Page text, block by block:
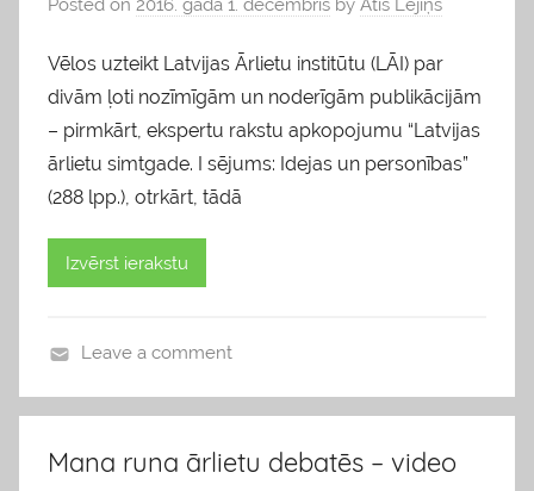
Posted on 2016. gada 1. decembris by Atis Lejiņš
Vēlos uzteikt Latvijas Ārlietu institūtu (LĀI) par
divām ļoti nozīmīgām un noderīgām publikācijām
– pirmkārt, ekspertu rakstu apkopojumu “Latvijas
ārlietu simtgade. I sējums: Idejas un personības”
(288 lpp.), otrkārt, tādā
Izvērst ierakstu
l
g
Leave a comment
Mana runa ārlietu debatēs – video